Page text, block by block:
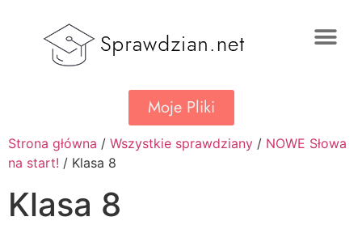
Moje Pliki
Strona główna / Wszystkie sprawdziany / NOWE Słowa
na start! / Klasa 8
Klasa 8